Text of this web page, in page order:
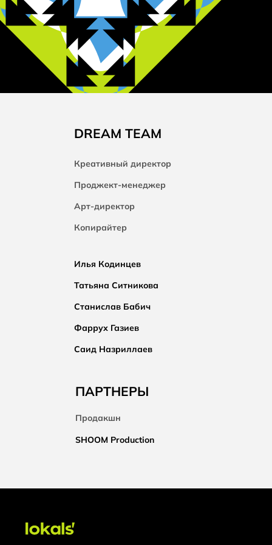
DREAM TEAM
ПАРТНЕРЫ
Креативный директор
Проджект-менеджер
Арт-директор
Копирайтер
Продакшн
Илья Кодинцев
Татьяна Ситникова
Станислав Бабич
Фаррух Газиев
Саид Назриллаев
SHOOM Production